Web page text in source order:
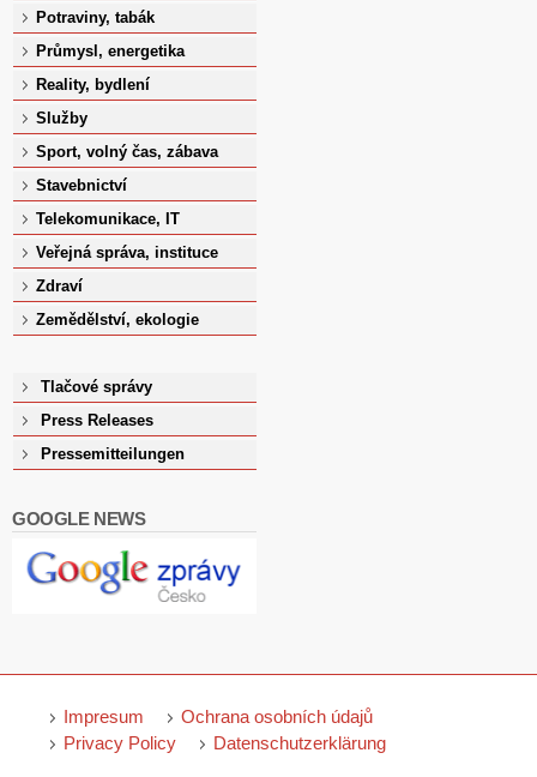
Potraviny, tabák
Průmysl, energetika
Reality, bydlení
Služby
Sport, volný čas, zábava
Stavebnictví
Telekomunikace, IT
Veřejná správa, instituce
Zdraví
Zemědělství, ekologie
Tlačové správy
Press Releases
Pressemitteilungen
GOOGLE NEWS
Impresum
Ochrana osobních údajů
Privacy Policy
Datenschutzerklärung